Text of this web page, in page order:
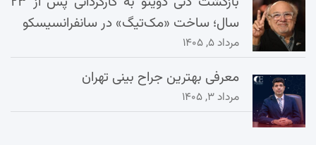
سال؛ ساخت «مک‌تیگ» در سانفرانسیسکو
مرداد ۵, ۱۴۰۵
معرفی بهترین جراح بینی تهران
مرداد ۳, ۱۴۰۵